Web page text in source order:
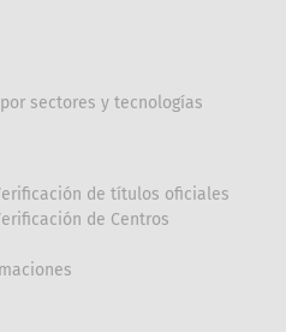
sectores y tecnologías
de títulos oficiales
de Centros